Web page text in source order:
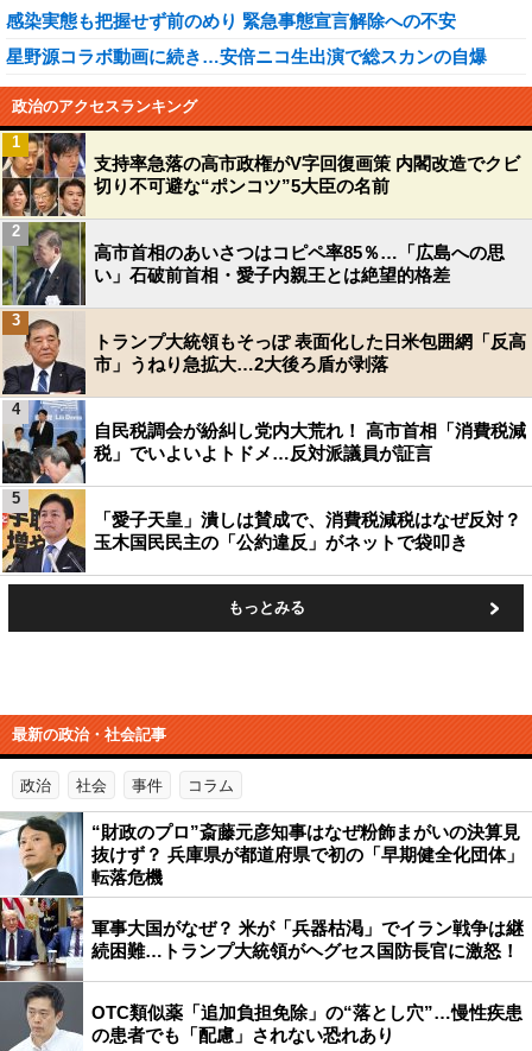
感染実態も把握せず前のめり 緊急事態宣言解除への不安
星野源コラボ動画に続き…安倍ニコ生出演で総スカンの自爆
政治のアクセスランキング
支持率急落の高市政権がV字回復画策 内閣改造でクビ
切り不可避な“ポンコツ”5大臣の名前
1
高市首相のあいさつはコピペ率85％…「広島への思
い」石破前首相・愛子内親王とは絶望的格差
2
トランプ大統領もそっぽ 表面化した日米包囲網「反高
市」うねり急拡大…2大後ろ盾が剥落
3
自民税調会が紛糾し党内大荒れ！ 高市首相「消費税減
税」でいよいよトドメ…反対派議員が証言
4
「愛子天皇」潰しは賛成で、消費税減税はなぜ反対？
玉木国民民主の「公約違反」がネットで袋叩き
5
もっとみる
最新の政治・社会記事
政治 社会 事件 コラム
“財政のプロ”斎藤元彦知事はなぜ粉飾まがいの決算見
抜けず？ 兵庫県が都道府県で初の「早期健全化団体」
転落危機
軍事大国がなぜ？ 米が「兵器枯渇」でイラン戦争は継
続困難…トランプ大統領がヘグセス国防長官に激怒！
OTC類似薬「追加負担免除」の“落とし穴”…慢性疾患
の患者でも「配慮」されない恐れあり